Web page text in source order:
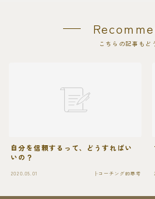
こちらの記事もど
自分を信頼するって、どうすればい
いの？
2020.05.01 ├コーチング的思考